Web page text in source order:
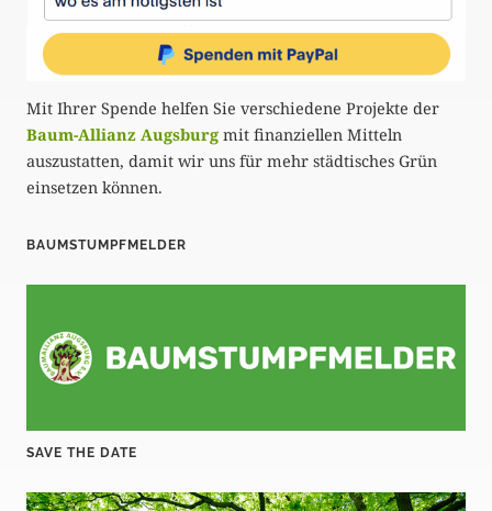
Mit Ihrer Spende helfen Sie verschiedene Projekte der
Baum-Allianz Augsburg mit finanziellen Mitteln
auszustatten, damit wir uns für mehr städtisches Grün
einsetzen können.
BAUMSTUMPFMELDER
SAVE THE DATE